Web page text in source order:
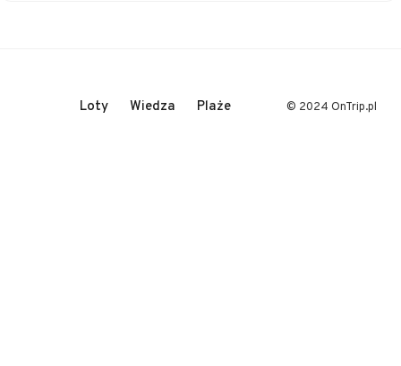
Loty Wiedza Plaże © 2024 OnTrip.pl